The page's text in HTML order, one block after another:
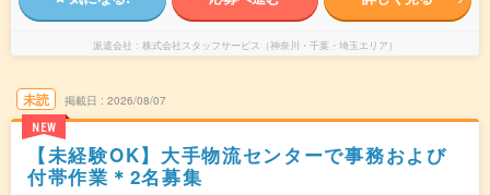
派遣会社 株式会社スタッフサービス（神奈川・千葉・埼玉エリア）
未読
NEW
掲載日 2026/08/07
【未経験OK】大手物流センターで事務および
付帯作業＊2名募集